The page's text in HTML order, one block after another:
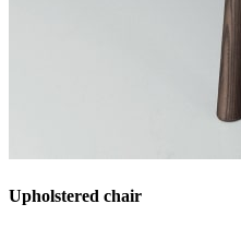
Upholstered chair